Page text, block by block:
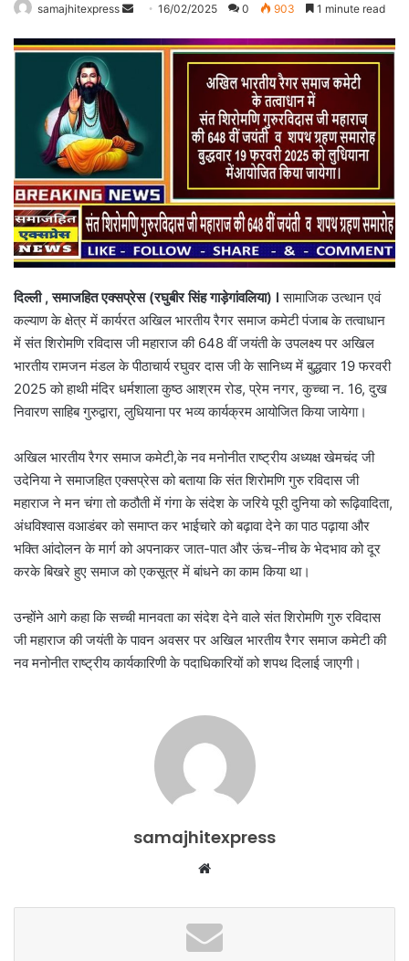
samajhitexpress
Send
email
16/02/2025 0 903 1 minute read
दिल्ली , समाजहित एक्सप्रेस (रघुबीर सिंह गाड़ेगांवलिया) l सामाजिक उत्थान एवं
कल्याण के क्षेत्र में कार्यरत अखिल भारतीय रैगर समाज कमेटी पंजाब के तत्वाधान
में संत शिरोमणि रविदास जी महाराज की 648 वीं जयंती के उपलक्ष्य पर अखिल
भारतीय रामजन मंडल के पीठाचार्य रघुवर दास जी के सानिध्य में बुद्धवार 19 फरवरी
2025 को हाथी मंदिर धर्मशाला कुष्ठ आश्रम रोड, प्रेम नगर, कुच्चा न. 16, दुख
निवारण साहिब गुरुद्वारा, लुधियाना पर भव्य कार्यक्रम आयोजित किया जायेगा।
अखिल भारतीय रैगर समाज कमेटी,के नव मनोनीत राष्ट्रीय अध्यक्ष खेमचंद जी
उदेनिया ने समाजहित एक्सप्रेस को बताया कि संत शिरोमणि गुरु रविदास जी
महाराज ने मन चंगा तो कठौती में गंगा के संदेश के जरिये पूरी दुनिया को रूढ़िवादिता,
अंधविश्वास वआडंबर को समाप्त कर भाईचारे को बढ़ावा देने का पाठ पढ़ाया और
भक्ति आंदोलन के मार्ग को अपनाकर जात-पात और ऊंच-नीच के भेदभाव को दूर
करके बिखरे हुए समाज को एकसूत्र में बांधने का काम किया था।
उन्होंने आगे कहा कि सच्ची मानवता का संदेश देने वाले संत शिरोमणि गुरु रविदास
जी महाराज की जयंती के पावन अवसर पर अखिल भारतीय रैगर समाज कमेटी की
नव मनोनीत राष्ट्रीय कार्यकारिणी के पदाधिकारियों को शपथ दिलाई जाएगी।
samajhitexpress